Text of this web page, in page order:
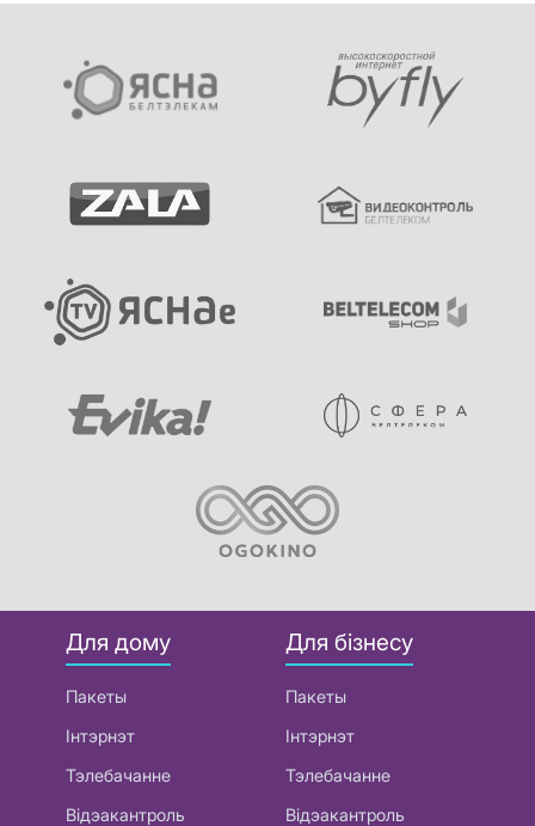
Для дому
Пакеты
Інтэрнэт
Тэлебачанне
Відэакантроль
Для бізнесу
Пакеты
Інтэрнэт
Тэлебачанне
Відэакантроль